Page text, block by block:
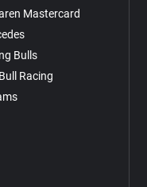
Mastercard
Bulls
Racing